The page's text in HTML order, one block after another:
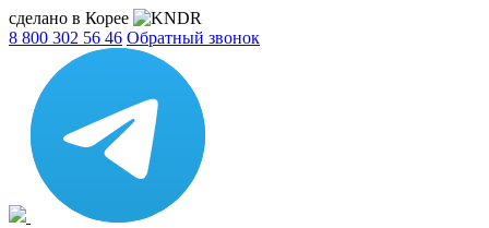
сделано в Корее
8 800 302 56 46 Обратный звонок